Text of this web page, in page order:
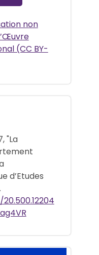
non
(CC BY-
"La
d’Etudes